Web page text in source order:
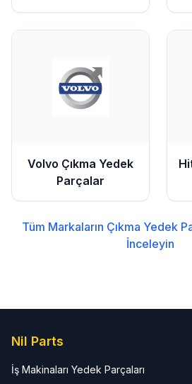
Volvo Çıkma Yedek
Parçalar
Tüm Markaların Çıkma Yedek
İnceleyin
Nil Parts
İş Makinaları Yedek Parçaları